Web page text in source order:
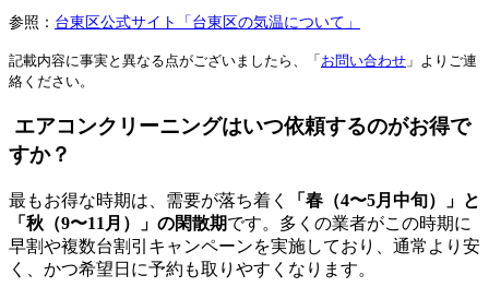
参照： 台東区公式サイト「台東区の気温について」
記載内容に事実と異なる点がございましたら、「 お問い合わせ 」よりご連
絡ください。
エアコンクリーニングはいつ依頼するのがお得で
すか？
最もお得な時期は、需要が落ち着く
「春（4〜5月中旬）」と
「秋（9〜11月）」の閑散期です。多くの業者がこの時期に
早割や複数台割引キャンペーンを実施しており、通常より安
く、かつ希望日に予約も取りやすくなります。